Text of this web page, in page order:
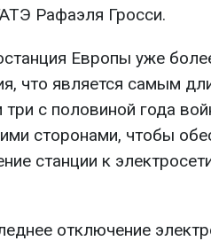
Рафаэля Гросси.
Европы уже
что является самым
с половиной года
сторонами, чтобы
станции к
отключение